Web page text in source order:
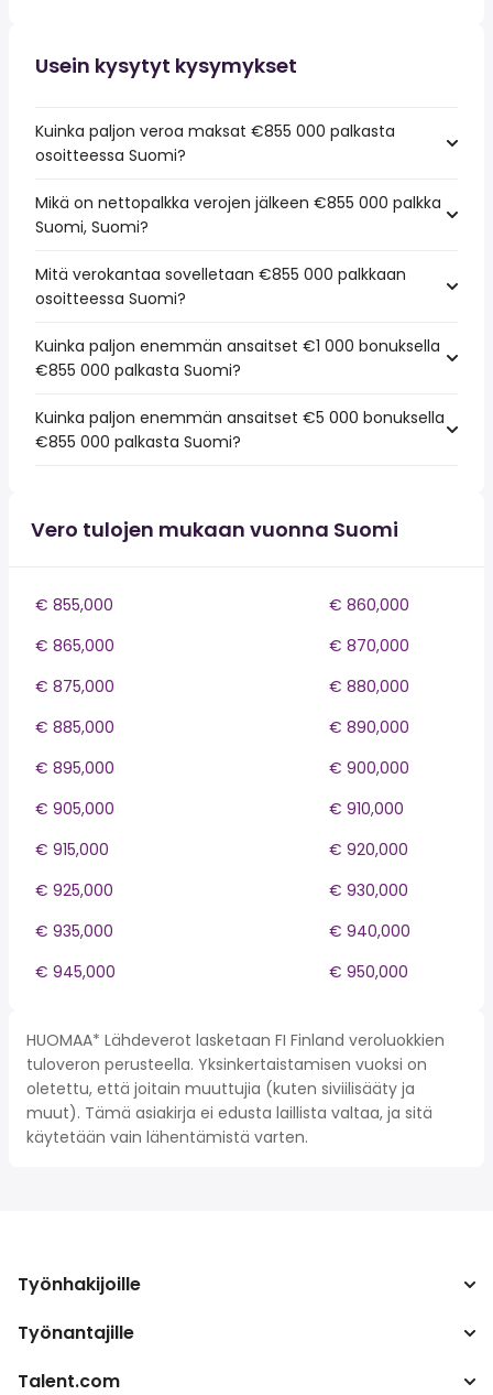
Usein kysytyt kysymykset
Kuinka paljon veroa maksat €855 000 palkasta
osoitteessa Suomi?
Mikä on nettopalkka verojen jälkeen €855 000 palkka
Suomi, Suomi?
Mitä verokantaa sovelletaan €855 000 palkkaan
osoitteessa Suomi?
Kuinka paljon enemmän ansaitset €1 000 bonuksella
€855 000 palkasta Suomi?
Kuinka paljon enemmän ansaitset €5 000 bonuksella
€855 000 palkasta Suomi?
Vero tulojen mukaan vuonna Suomi
€ 855,000
€ 860,000
€ 865,000
€ 870,000
€ 875,000
€ 880,000
€ 885,000
€ 890,000
€ 895,000
€ 900,000
€ 905,000
€ 910,000
€ 915,000
€ 920,000
€ 925,000
€ 930,000
€ 935,000
€ 940,000
€ 945,000
€ 950,000
HUOMAA* Lähdeverot lasketaan FI Finland veroluokkien
tuloveron perusteella. Yksinkertaistamisen vuoksi on
oletettu, että joitain muuttujia (kuten siviilisääty ja
muut). Tämä asiakirja ei edusta laillista valtaa, ja sitä
käytetään vain lähentämistä varten.
Työnhakijoille
Hae työpaikkoja
Työnantajille
Yritys
Talent.com